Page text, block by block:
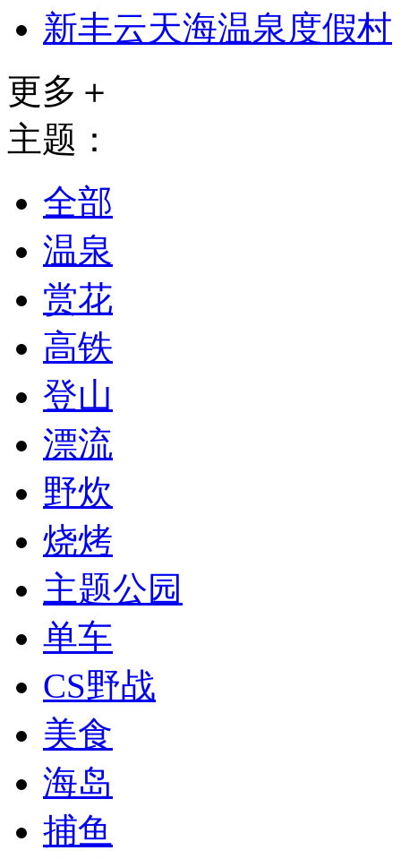
新丰云天海温泉度假村
更多＋
主题：
全部
温泉
赏花
高铁
登山
漂流
野炊
烧烤
主题公园
单车
CS野战
美食
海岛
捕鱼